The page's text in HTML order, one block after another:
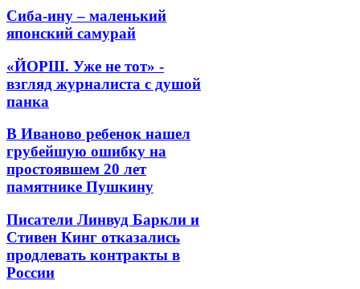
Сиба-ину – маленький
японский самурай
«ЙОРШ. Уже не тот» -
взгляд журналиста с душой
панка
В Иваново ребенок нашел
грубейшую ошибку на
простоявшем 20 лет
памятнике Пушкину
Писатели Линвуд Баркли и
Стивен Кинг отказались
продлевать контракты в
России